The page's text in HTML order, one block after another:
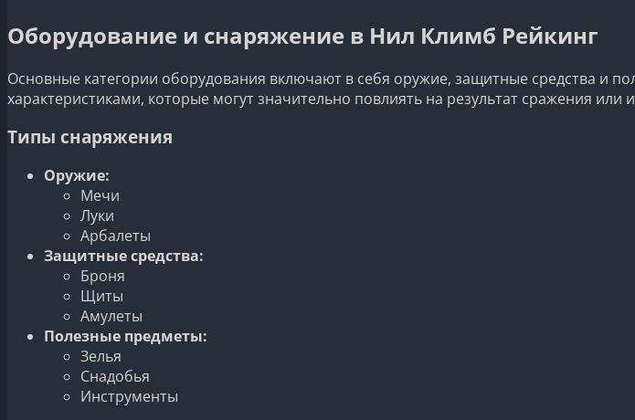
Оборудование и снаряжение в Нил Климб Рейкинг
Основные категории оборудования включают в себя оружие, защитные средства и
характеристиками, которые могут значительно повлиять на результат сражения или
Типы снаряжения
Оружие:
Мечи
Луки
Арбалеты
Защитные средства:
Броня
Щиты
Амулеты
Полезные предметы:
Зелья
Снадобья
Инструменты